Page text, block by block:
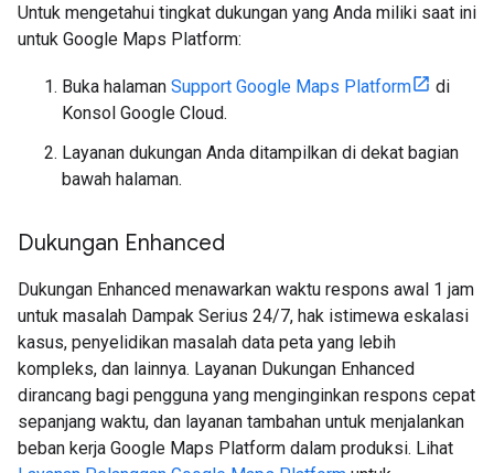
Untuk mengetahui tingkat dukungan yang Anda miliki saat ini
untuk Google Maps Platform:
Buka halaman Support Google Maps Platform
di
Konsol Google Cloud.
Layanan dukungan Anda ditampilkan di dekat bagian
bawah halaman.
Dukungan Enhanced
Dukungan Enhanced menawarkan waktu respons awal 1 jam
untuk masalah Dampak Serius 24/7, hak istimewa eskalasi
kasus, penyelidikan masalah data peta yang lebih
kompleks, dan lainnya. Layanan Dukungan Enhanced
dirancang bagi pengguna yang menginginkan respons cepat
sepanjang waktu, dan layanan tambahan untuk menjalankan
beban kerja Google Maps Platform dalam produksi. Lihat